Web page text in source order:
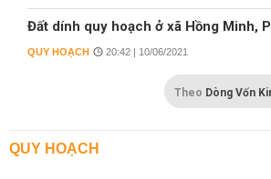
Đất dính quy hoạch ở xã Hồng Minh,
QUY HOẠCH 20:42 | 10/06/2021
Theo Dòng Vốn
QUY HOẠCH